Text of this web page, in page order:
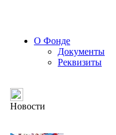
О Фонде
Документы
Реквизиты
Новости